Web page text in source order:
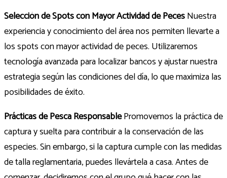
Selección de Spots con Mayor Actividad de PecesNuestra
experiencia y conocimiento del área nos permiten llevarte a
los spots con mayor actividad de peces. Utilizaremos
tecnología avanzada para localizar bancos y ajustar nuestra
estrategia según las condiciones del día, lo que maximiza las
posibilidades de éxito.
Prácticas de Pesca ResponsablePromovemos la práctica de
captura y suelta para contribuir a la conservación de las
especies. Sin embargo, si la captura cumple con las medidas
de talla reglamentaria, puedes llevártela a casa. Antes de